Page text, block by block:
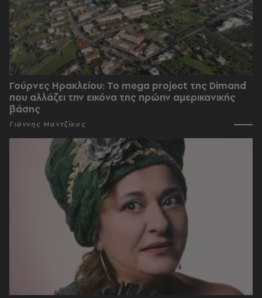
Γούρνες Ηρακλείου: To mega project της Dimand
που αλλάζει την εικόνα της πρώην αμερικανικής
βάσης
Γιάννης Μαντζίκος